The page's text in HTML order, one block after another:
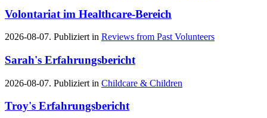
Volontariat im Healthcare-Bereich
2026-08-07. Publiziert in Reviews from Past Volunteers
Sarah's Erfahrungsbericht
2026-08-07. Publiziert in Childcare & Children
Troy's Erfahrungsbericht